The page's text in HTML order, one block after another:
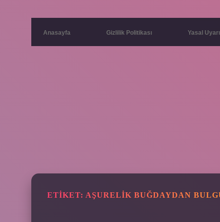
Anasayfa Gizlilik Politikası Yasal Uyarı
ETIKET: AŞURELIK BUĞDAYDAN